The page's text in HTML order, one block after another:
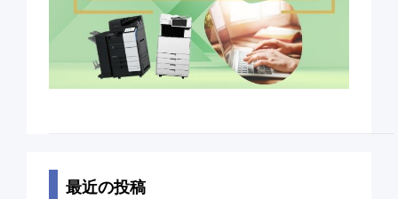
最近の投稿